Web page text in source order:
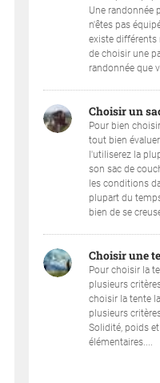
Une randonnée
n'êtes pas
existe différents
de choisir une
randonnée que
Choisir un
Pour bien
tout bien
l'utiliserez la
son sac de
les conditions
plupart du
bien de se
Choisir une
Pour choisir la
plusieurs
choisir la tente
plusieurs
Solidité, poids
élémentaires....